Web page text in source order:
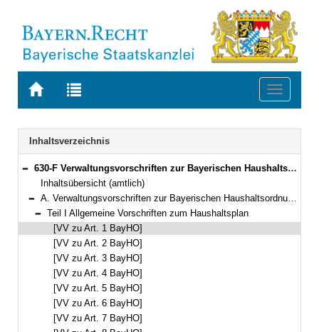
Zur
BAYERN.RECHT
Zur
letzten
Suche
Toggle
Navigation
Inhaltsverzeichnis
Bereich reduzieren
630-F Verwaltungsvorschriften zur Bayerischen Haushaltsordnung (VV-BayHO) Bekanntmachung des Bayerischen Staatsministeriums der Finanzen vom 5. Juli 1973, Az. 11 - H 1008/1 - 34 646 (FMBl. S. 259)
Inhaltsübersicht (amtlich)
Bereich reduzieren
A. Verwaltungsvorschriften zur Bayerischen Haushaltsordnung (VV-BayHO)
Bereich reduzieren
Teil I Allgemeine Vorschriften zum Haushaltsplan
[VV zu Art. 1 BayHO]
[VV zu Art. 2 BayHO]
[VV zu Art. 3 BayHO]
[VV zu Art. 4 BayHO]
[VV zu Art. 5 BayHO]
[VV zu Art. 6 BayHO]
[VV zu Art. 7 BayHO]